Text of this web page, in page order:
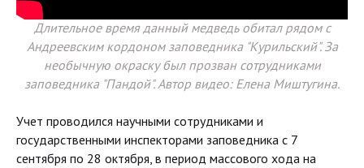
Длительное время данный медведь обитал рядом с
Андреевским кордоном заповедника "Курильский". За
необычную окраску был прозван сотрудниками
заповедника "Пандой". Автор видео: Елена Миштугина.
Учет проводился научными сотрудниками и
государственными инспекторами заповедника с 7
сентября по 28 октября, в период массового хода на